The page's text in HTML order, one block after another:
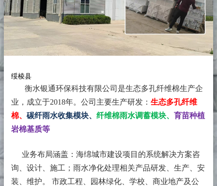
绥棱县
衡水银通环保科技有限公司是生态多孔纤维棉生产企
业，成立于2018年。 公司主要生产研发： 生态多孔纤维
棉、 碳纤雨水收集模块、 纤维棉雨水调蓄模块、 育苗种植
岩棉基质等
业务布局涵盖：海绵城市建设项目的系统解决方案咨
询、设计、施工；雨水净化处理相关产品研发、生产、安
装、维护。 市政工程、园林绿化、学校、商业地产及公